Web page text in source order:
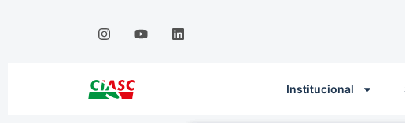
Institucional